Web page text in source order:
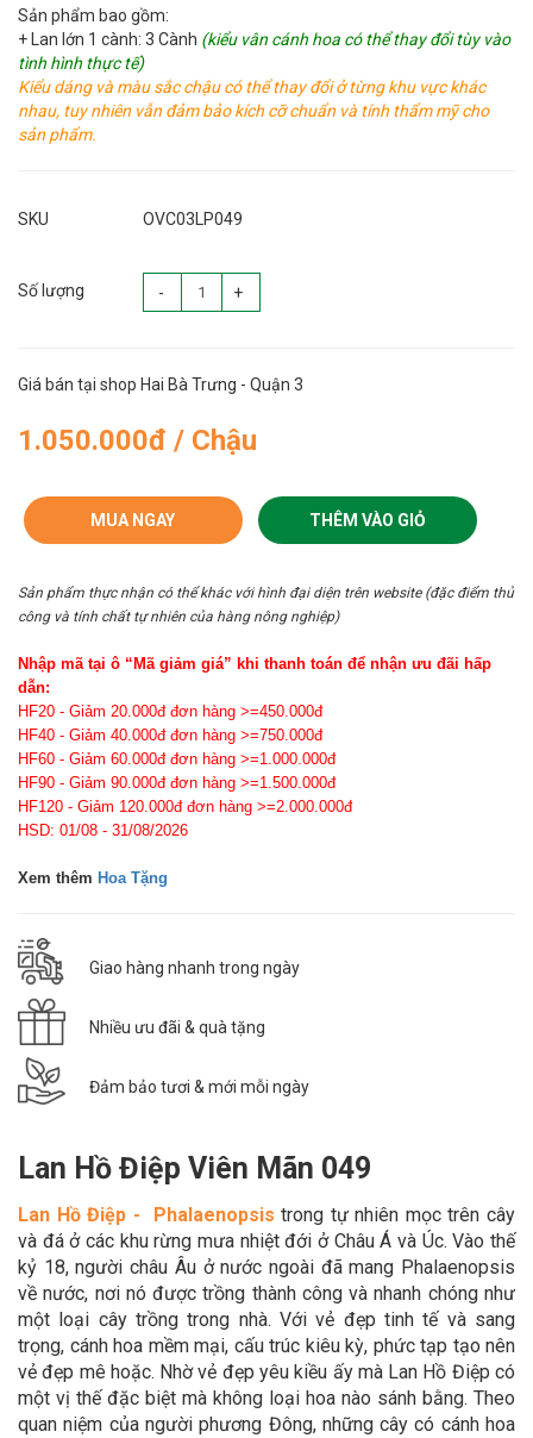
Sản phẩm bao gồm:
+ Lan lớn 1 cành: 3 Cành (kiểu vân cánh hoa có thể thay đổi tùy vào
tình hình thực tế)
Kiểu dáng và màu sắc chậu có thể thay đổi ở từng khu vực khác
nhau, tuy nhiên vẫn đảm bảo kích cỡ chuẩn và tính thẩm mỹ cho
sản phẩm.
SKU OVC03LP049
Số lượng - +
Giá bán tại shop Hai Bà Trưng - Quận 3
1.050.000đ / Chậu
MUA NGAY THÊM VÀO GIỎ
Sản phẩm thực nhận có thể khác với hình đại diện trên website (đặc điểm thủ
công và tính chất tự nhiên của hàng nông nghiệp)
Nhập mã tại ô “Mã giảm giá” khi thanh toán để nhận ưu đãi hấp
dẫn:
HF20 - Giảm 20.000đ đơn hàng >=450.000đ
HF40 - Giảm 40.000đ đơn hàng >=750.000đ
HF60 - Giảm 60.000đ đơn hàng >=1.000.000đ
HF90 - Giảm 90.000đ đơn hàng >=1.500.000đ
HF120 - Giảm 120.000đ đơn hàng >=2.000.000đ
HSD: 01/08 - 31/08/2026
Xem thêm Hoa Tặng
Giao hàng nhanh trong ngày
Nhiều ưu đãi & quà tặng
Đảm bảo tươi & mới mỗi ngày
Lan Hồ Điệp Viên Mãn 049
Lan Hồ Điệp - Phalaenopsis trong tự nhiên mọc trên cây
và đá ở các khu rừng mưa nhiệt đới ở Châu Á và Úc. Vào thế
kỷ 18, người châu Âu ở nước ngoài đã mang Phalaenopsis
về nước, nơi nó được trồng thành công và nhanh chóng như
một loại cây trồng trong nhà. Với vẻ đẹp tinh tế và sang
trọng, cánh hoa mềm mại, cấu trúc kiêu kỳ, phức tạp tạo nên
vẻ đẹp mê hoặc. Nhờ vẻ đẹp yêu kiều ấy mà Lan Hồ Điệp có
một vị thế đặc biệt mà không loại hoa nào sánh bằng. Theo
quan niệm của người phương Đông, những cây có cánh hoa